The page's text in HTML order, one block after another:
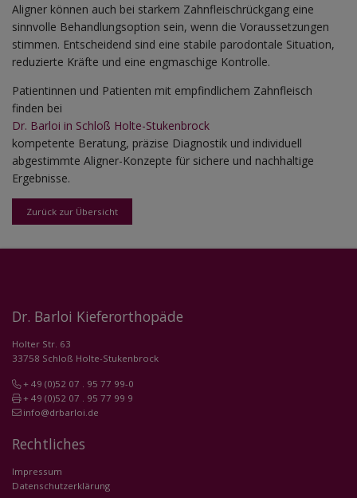
Zurück zur Übersicht
Aligner können auch bei starkem Zahnfleischrückgang eine
sinnvolle Behandlungsoption sein, wenn die Voraussetzungen
stimmen. Entscheidend sind eine stabile parodontale Situation,
reduzierte Kräfte und eine engmaschige Kontrolle.
Patientinnen und Patienten mit empfindlichem Zahnfleisch
finden bei
Dr. Barloi in Schloß Holte-Stukenbrock
kompetente Beratung, präzise Diagnostik und individuell
abgestimmte Aligner-Konzepte für sichere und nachhaltige
Ergebnisse.
Dr. Barloi Kieferorthopäde
Holter Str. 63
33758 Schloß Holte-Stukenbrock
+ 49 (0)52 07 . 95 77 99-0
+ 49 (0)52 07 . 95 77 99 9
info@drbarloi.de
Rechtliches
Impressum
Datenschutzerklärung